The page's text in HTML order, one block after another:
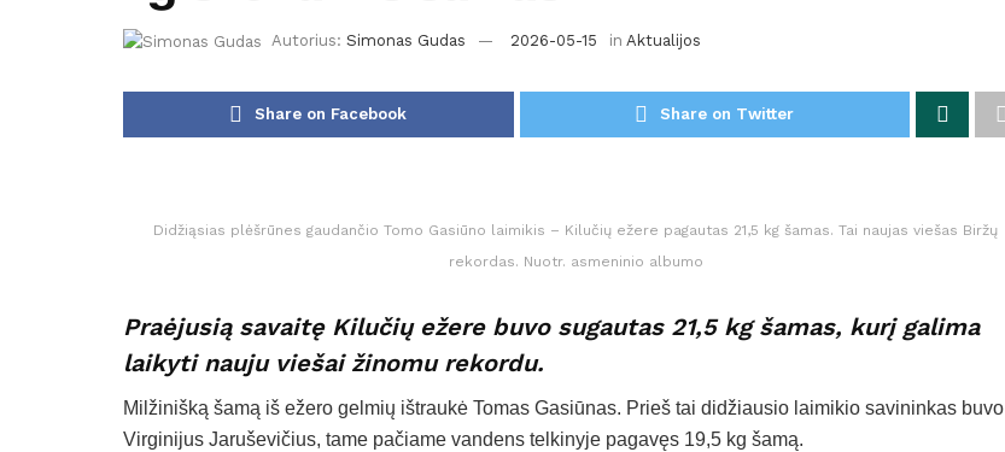
Autorius: Simonas Gudas 2026-05-15 in Aktualijos
Share on Facebook Share on Twitter
Didžiąsias plėšrūnes gaudančio Tomo Gasiūno laimikis – Kilučių ežere pagautas 21,5 kg šamas. Tai naujas viešas Biržų
rekordas. Nuotr. asmeninio albumo
Praėjusią savaitę Kilučių ežere buvo sugautas 21,5 kg šamas, kurį galima
laikyti nauju viešai žinomu rekordu.
Milžinišką šamą iš ežero gelmių ištraukė Tomas Gasiūnas. Prieš tai didžiausio laimikio savininkas buvo
Virginijus Jaruševičius, tame pačiame vandens telkinyje pagavęs 19,5 kg šamą.